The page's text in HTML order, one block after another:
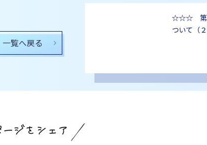
一覧へ戻る
☆☆☆ 第
ついて